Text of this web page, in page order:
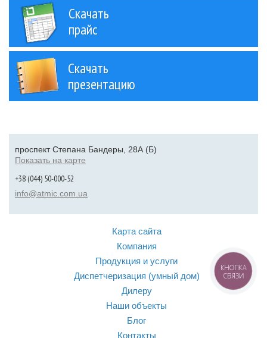
Скачать
прайс
Скачать
презентацию
проспект Степана Бандеры, 28А (Б)
Показать на карте
+38 (044) 50-000-52
info@atmic.com.ua
Карта сайта
Компания
Продукция и услуги
Диспетчеризация (умный дом)
Дилеру
Наши объекты
Блог
Контакты
КНОПКА
СВЯЗИ